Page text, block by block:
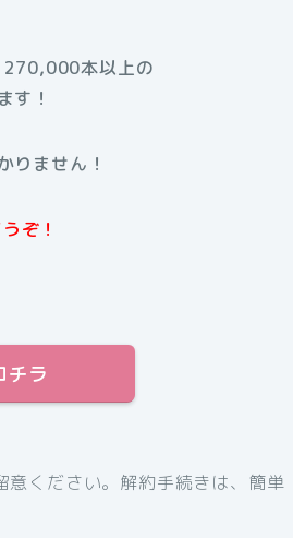
270,000本以上の
す！
りません！
ぞ！
チラ
ください。解約手続きは、簡単